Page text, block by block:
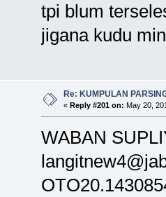
tpi blum
jigana kudu
Re: KUMPULAN
« Reply #201 on: May 20,
WABAN